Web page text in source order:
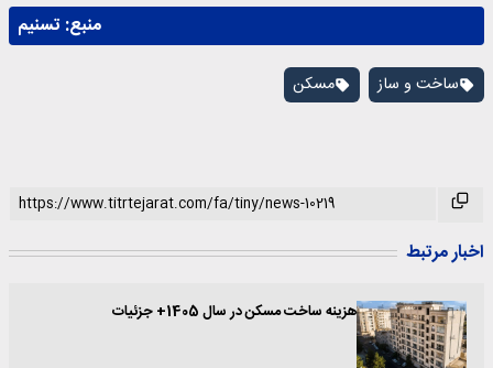
منبع: تسنیم
ساخت و ساز مسکن
اخبار مرتبط
هزینه ساخت مسکن در سال 1405+ جزئیات